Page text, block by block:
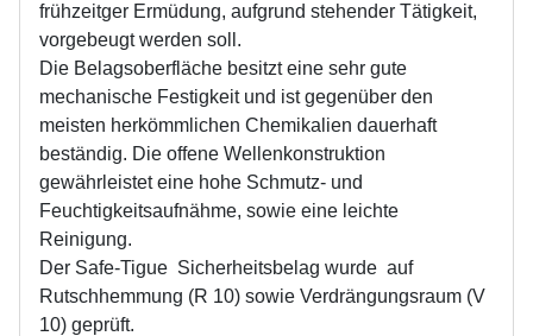
frühzeitger Ermüdung, aufgrund stehender Tätigkeit,
vorgebeugt werden soll.
Die Belagsoberfläche besitzt eine sehr gute
mechanische Festigkeit und ist gegenüber den
meisten herkömmlichen Chemikalien dauerhaft
beständig. Die offene Wellenkonstruktion
gewährleistet eine hohe Schmutz- und
Feuchtigkeitsaufnähme, sowie eine leichte
Reinigung.
Der Safe-Tigue Sicherheitsbelag wurde auf
Rutschhemmung (R 10) sowie Verdrängungsraum (V
10) geprüft.